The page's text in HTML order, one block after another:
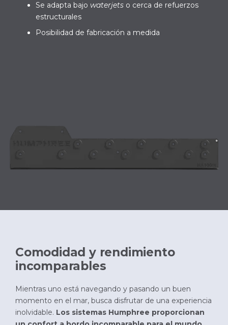
Se adapta bajo waterjets o cerca de refuerzos
estructurales
Posibilidad de fabricación a medida
Comodidad y rendimiento
incomparables
Mientras uno está navegando y pasando un buen
momento en el mar, busca disfrutar de una experiencia
inolvidable. Los sistemas Humphree proporcionan